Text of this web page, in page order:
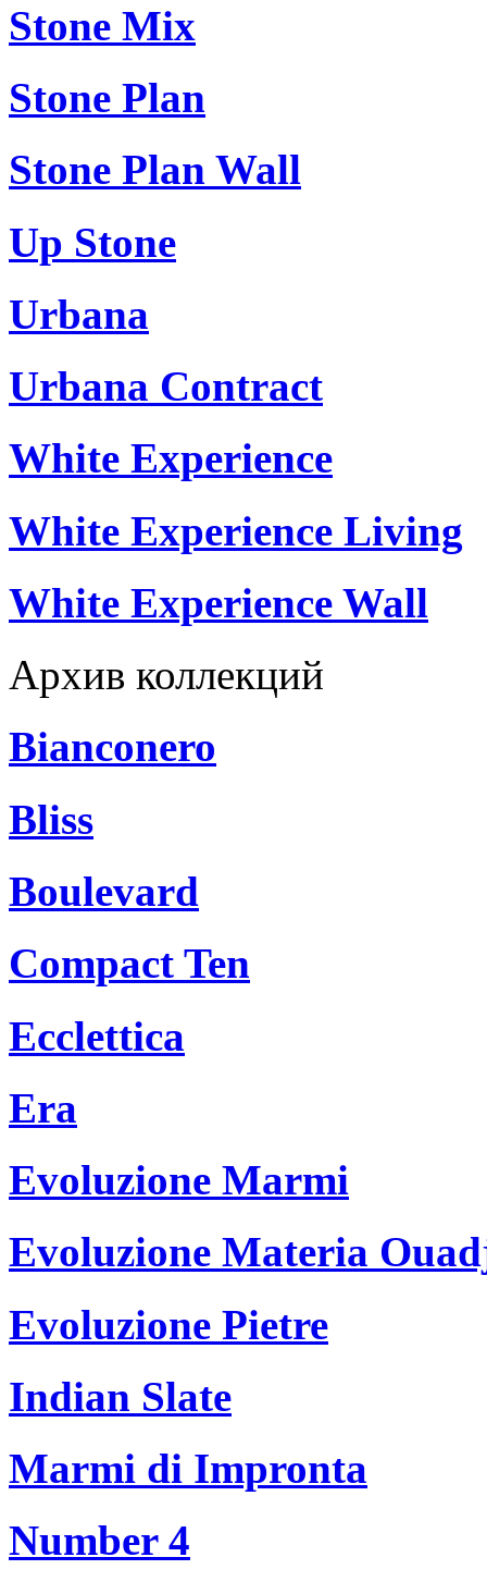
Stone Mix
Stone Plan
Stone Plan Wall
Up Stone
Urbana
Urbana Contract
White Experience
White Experience Living
White Experience Wall
Архив коллекций
Bianconero
Bliss
Boulevard
Compact Ten
Ecclettica
Era
Evoluzione Marmi
Evoluzione Materia
Evoluzione Pietre
Indian Slate
Marmi di Impronta
Number 4